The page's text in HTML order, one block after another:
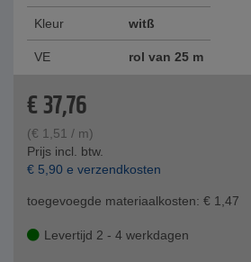
Kleur witß
VE rol van 25 m
€37,76
(€ 1,51 / m)
Prijs incl. btw.
€ 5,90 e verzendkosten
toegevoegde materiaalkosten: € 1,47
Levertijd 2 - 4 werkdagen